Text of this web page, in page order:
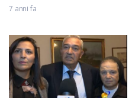
7 anni fa